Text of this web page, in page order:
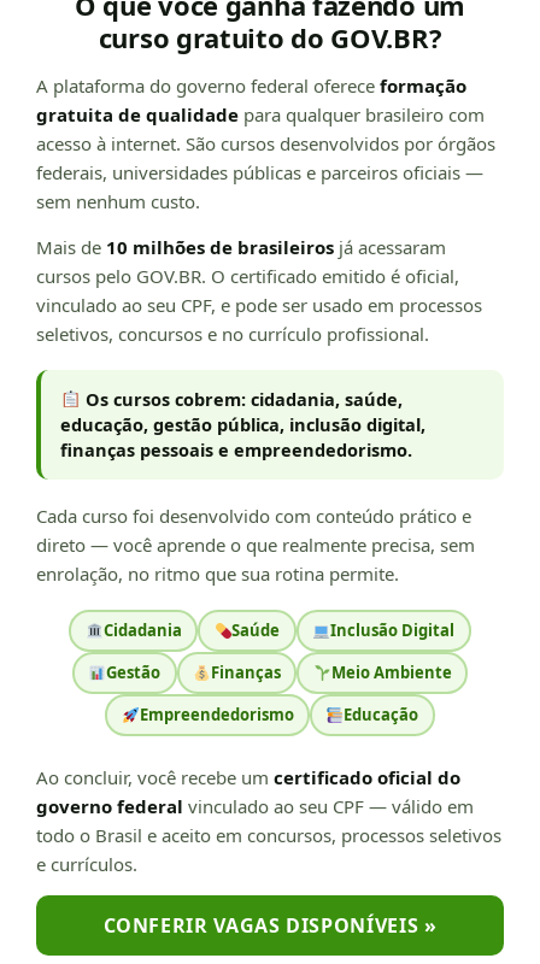
curso gratuito do GOV.BR?
A plataforma do governo federal oferece formação
gratuita de qualidade para qualquer brasileiro com
acesso à internet. São cursos desenvolvidos por órgãos
federais, universidades públicas e parceiros oficiais —
sem nenhum custo.
Mais de 10 milhões de brasileiros já acessaram
cursos pelo GOV.BR. O certificado emitido é oficial,
vinculado ao seu CPF, e pode ser usado em processos
seletivos, concursos e no currículo profissional.
Os cursos cobrem: cidadania, saúde,
educação, gestão pública, inclusão digital,
finanças pessoais e empreendedorismo.
Cada curso foi desenvolvido com conteúdo prático e
direto — você aprende o que realmente precisa, sem
enrolação, no ritmo que sua rotina permite.
Cidadania Saúde
Inclusão Digital
Gestão
Finanças
Meio Ambiente
Empreendedorismo
Educação
Ao concluir, você recebe um certificado oficial do
governo federal vinculado ao seu CPF — válido em
todo o Brasil e aceito em concursos, processos seletivos
e currículos.
CONFERIR VAGAS DISPONÍVEIS »